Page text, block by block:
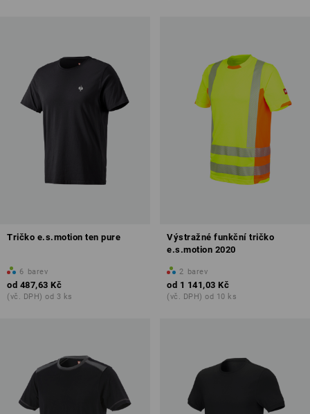
Tričko e.s.motion ten pure
6 barev
od 487,63 Kč
(vč. DPH) od 3 ks
Výstražné funkční tričko
e.s.motion 2020
2 barev
od 1 141,03 Kč
(vč. DPH) od 10 ks